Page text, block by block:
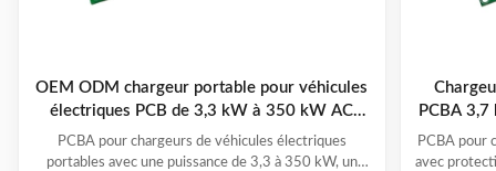
OEM ODM chargeur portable pour véhicules
électriques PCB de 3,3 kW à 350 kW AC
220V/380V
PCBA pour chargeurs de véhicules électriques
portables avec une puissance de 3,3 à 350 kW, un
PCBA
PCBA pour
avec